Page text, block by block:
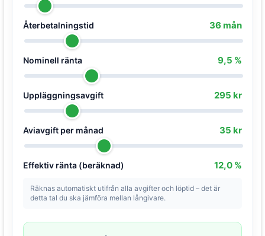
Återbetalningstid 36 mån
Nominell ränta 9,5 %
Uppläggningsavgift 295 kr
Aviavgift per månad 35 kr
Effektiv ränta (beräknad) 12,0 %
Räknas automatiskt utifrån alla avgifter och löptid – det är
detta tal du ska jämföra mellan långivare.